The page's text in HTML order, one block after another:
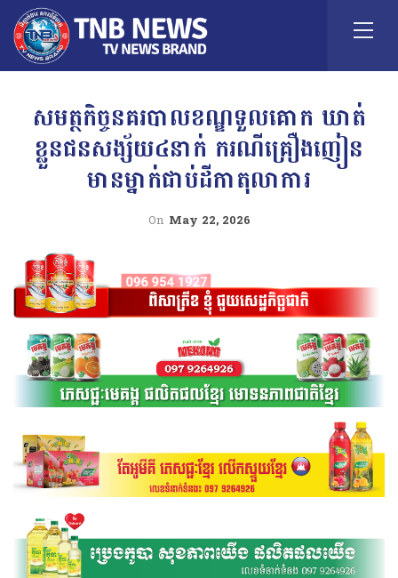
សមត្ថកិច្ចនគរបាលខណ្ឌទួលគោក ឃាត់
ខ្លួនជនសង្ស័យ៤នាក់ ករណីគ្រឿងញៀន
មានម្នាក់ជាប់ដីកាតុលាការ
On May 22, 2026